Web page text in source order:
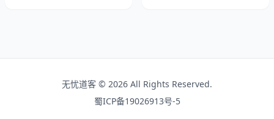
1.等待一段时间
无忧道客 © 2026 All Rights Reserved.
蜀ICP备19026913号-5